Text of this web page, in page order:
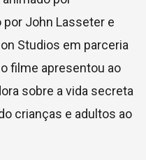
por John Lasseter e
Studios em parceria
o filme apresentou ao
sobre a vida secreta
crianças e adultos ao